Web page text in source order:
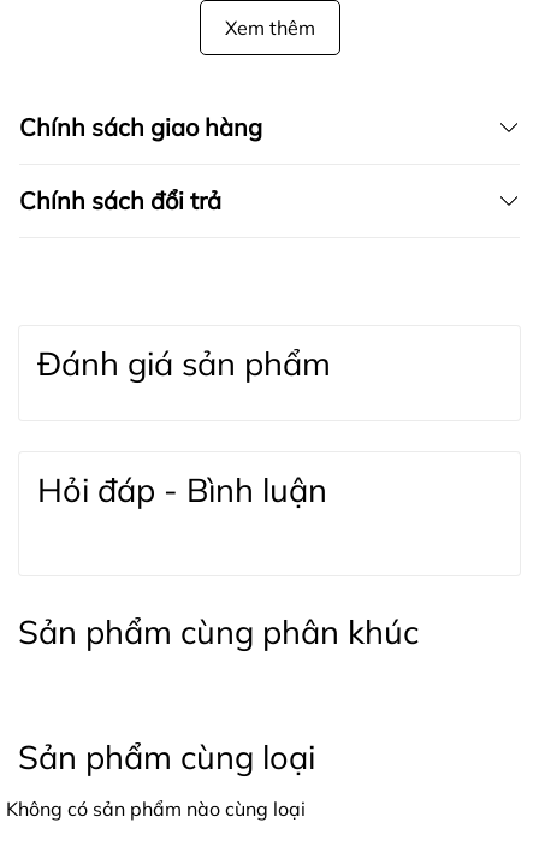
ôm vừa vặn hơn thì có thể hạ 1 size so với bảng size
nặng và số đo cơ thể để được tư vấn size phù hợp
Xem thêm
Chính sách giao hàng
Chính sách đổi trả
Đánh giá sản phẩm
Hỏi đáp - Bình luận
Sản phẩm cùng phân khúc
Sản phẩm cùng loại
Không có sản phẩm nào cùng loại